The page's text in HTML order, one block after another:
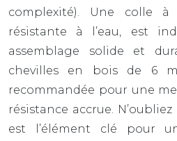
complexité). Une colle
résistante à l’eau, est
assemblage solide et
chevilles en bois de 6
recommandée pour une
résistance accrue.
est l’élément clé pour